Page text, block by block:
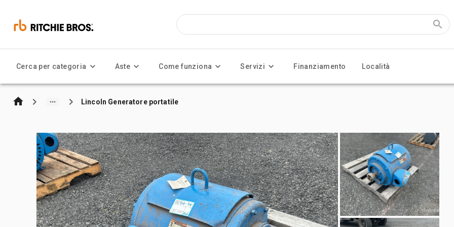
Cerca per categoria Aste Come funziona Servizi Finanziamento Località
Lincoln Generatore portatile